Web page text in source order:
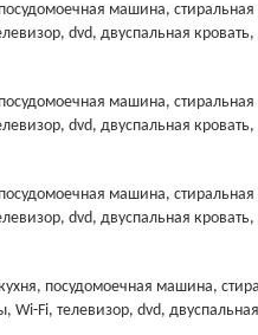
машина,
dvd, двуспальная
машина,
dvd, двуспальная
машина,
dvd, двуспальная
посудомоечная машина,
Wi-Fi, телевизор, dvd,